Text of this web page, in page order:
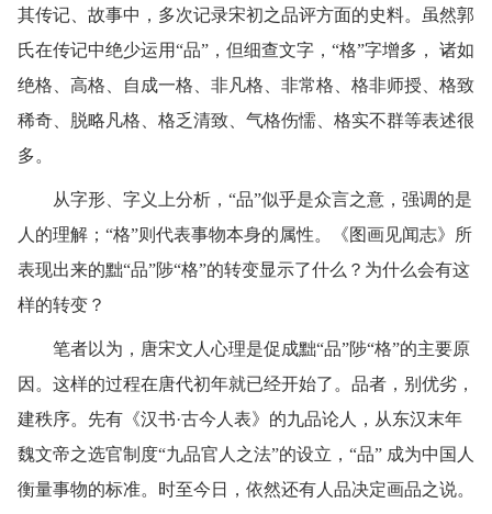
其传记、故事中，多次记录宋初之品评方面的史料。虽然郭
氏在传记中绝少运用“品”，但细查文字，“格”字增多， 诸如
绝格、高格、自成一格、非凡格、非常格、格非师授、格致
稀奇、脱略凡格、格乏清致、气格伤懦、格实不群等表述很
多。
从字形、字义上分析，“品”似乎是众言之意，强调的是
人的理解；“格”则代表事物本身的属性。《图画见闻志》所
表现出来的黜“品”陟“格”的转变显示了什么？为什么会有这
样的转变？
笔者以为，唐宋文人心理是促成黜“品”陟“格”的主要原
因。这样的过程在唐代初年就已经开始了。品者，别优劣，
建秩序。先有《汉书·古今人表》的九品论人，从东汉末年
魏文帝之选官制度“九品官人之法”的设立，“品” 成为中国人
衡量事物的标准。时至今日，依然还有人品决定画品之说。